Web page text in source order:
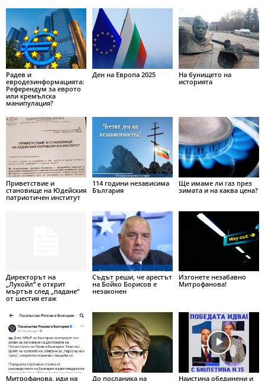
Радев и
евродезинформацията:
Референдум за еврото
или кремълска
манипулация?
Ден на Европа 2025
На бунището на
историята
Приветствие и
становище на Юдейския
патриотичен институт
114 години независима
България
Ще имаме ли газ през
зимата и на каква цена?
Директорът на
„Лукойл“ е открит
мъртъв след „падане“
от шестия етаж
Съдът реши, че арестът
на Бойко Борисов е
незаконен
Изгонете незабавно
Митрофанова!
Митрофанова, иди на
До посланика на
Наистина обединени и